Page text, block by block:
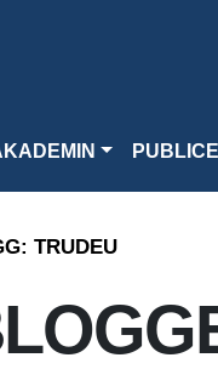
TRUDEU